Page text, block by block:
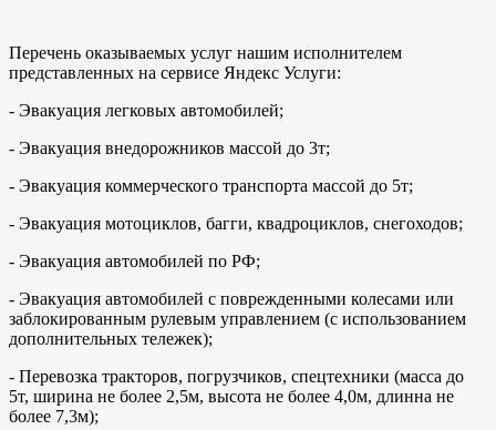
Перечень оказываемых услуг нашим исполнителем
представленных на сервисе Яндекс Услуги:
- Эвакуация легковых автомобилей;
- Эвакуация внедорожников массой до 3т;
- Эвакуация коммерческого транспорта массой до 5т;
- Эвакуация мотоциклов, багги, квадроциклов, снегоходов;
- Эвакуация автомобилей по РФ;
- Эвакуация автомобилей с поврежденными колесами или
заблокированным рулевым управлением (с использованием
дополнительных тележек);
- Перевозка тракторов, погрузчиков, спецтехники (масса до
5т, ширина не более 2,5м, высота не более 4,0м, длинна не
более 7,3м);